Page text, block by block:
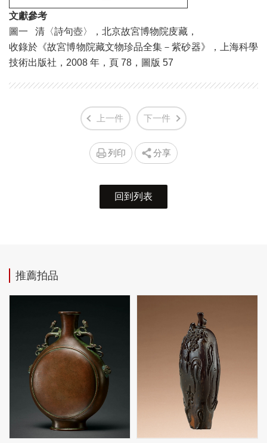
文獻參考
圖一 清〈詩句壺〉，北京故宮博物院庋藏，
收錄於《故宮博物院藏文物珍品全集－紫砂器》，上海科學
技術出版社，2008 年，頁 78，圖版 57
上一件 下一件
列印 分享
回到列表
推薦拍品